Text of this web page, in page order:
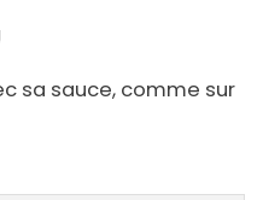
sa sauce, comme sur